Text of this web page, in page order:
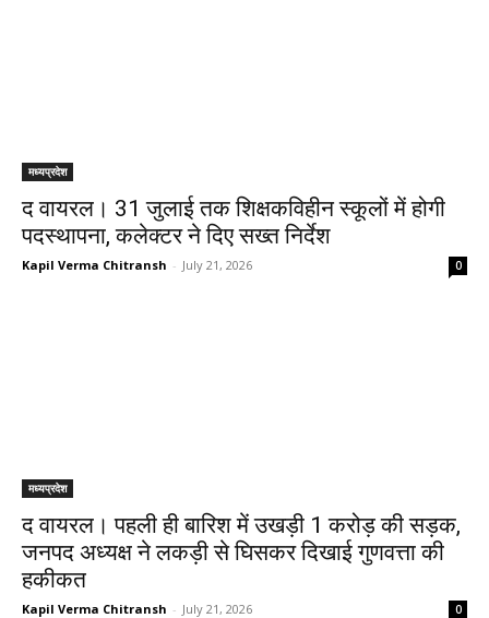
मध्यप्रदेश
द वायरल। 31 जुलाई तक शिक्षकविहीन स्कूलों में होगी
पदस्थापना, कलेक्टर ने दिए सख्त निर्देश
Kapil Verma Chitransh - July 21, 2026 0
मध्यप्रदेश
द वायरल। पहली ही बारिश में उखड़ी 1 करोड़ की सड़क,
जनपद अध्यक्ष ने लकड़ी से घिसकर दिखाई गुणवत्ता की
हकीकत
Kapil Verma Chitransh - July 21, 2026 0